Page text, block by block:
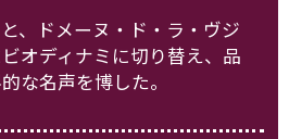
、ドメーヌ・ド・ラ・ヴジ
オディナミに切り替え、品
な名声を博した。